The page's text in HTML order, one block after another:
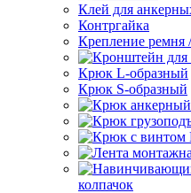
Клей для
Контргайка
Крепление ремня
Крюк L-образный
Крюк S-образный
колпачок